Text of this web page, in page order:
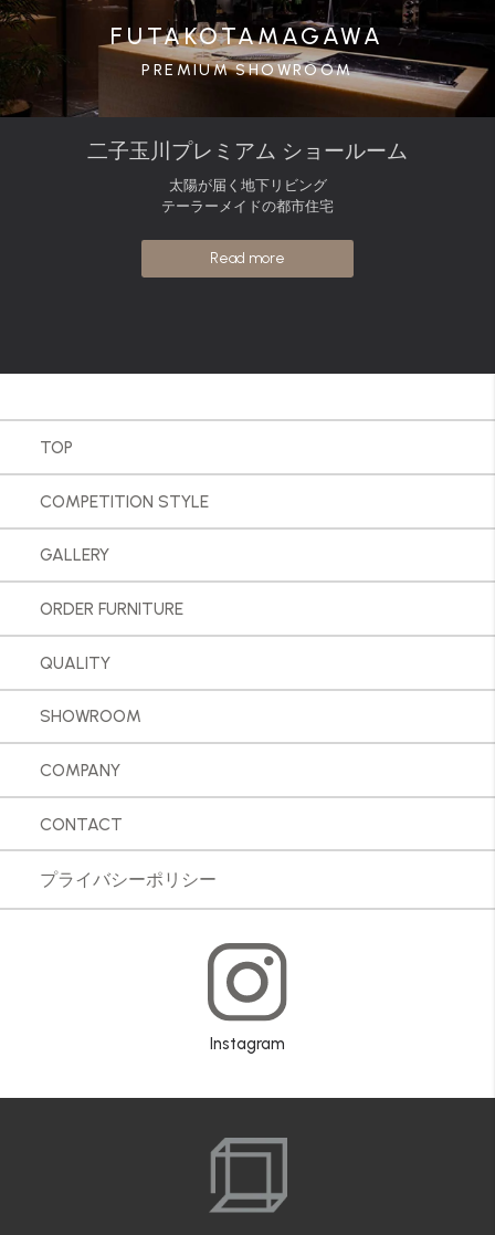
FUTAKOTAMAGAWA
PREMIUM SHOWROOM
二子玉川プレミアム ショールーム
太陽が届く地下リビング
テーラーメイドの都市住宅
Read more
TOP
COMPETITION STYLE
GALLERY
ORDER FURNITURE
QUALITY
SHOWROOM
COMPANY
CONTACT
プライバシーポリシー
Instagram